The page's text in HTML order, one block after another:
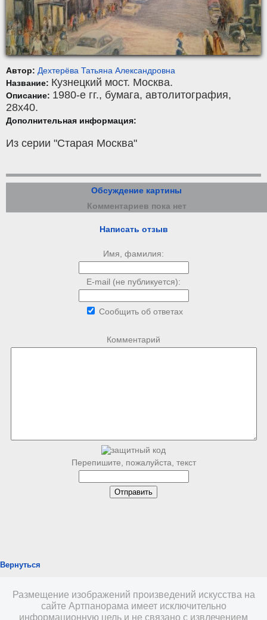
Автор: Дехтерёва Татьяна Александровна
Название: Кузнецкий мост. Москва.
Описание: 1980-е гг., бумага, автолитография,
28x40.
Дополнительная информация:
Из серии "Старая Москва"
Обсуждение картины
Комментариев пока нет
Написать отзыв
Имя, фамилия:
E-mail (не публикуется):
Сообщить об ответах
Комментарий
Перепишите, пожалуйста, текст
Вернуться
Размещение изображений произведений искусства на
сайте Артпанорама имеет исключительно
информационную цель и не связано с извлечением